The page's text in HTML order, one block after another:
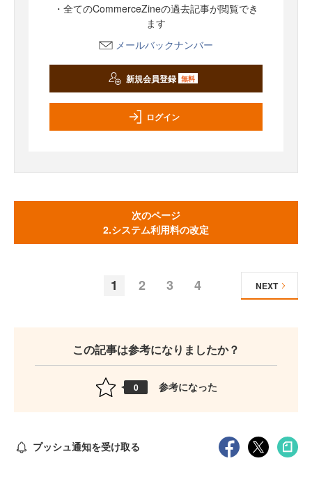
・全てのCommerceZineの過去記事が閲覧でき
ます
メールバックナンバー
新規会員登録 無料
ログイン
次のページ
2.システム利用料の改定
1 2 3 4 NEXT
この記事は参考になりましたか？
0 参考になった
プッシュ通知を受け取る